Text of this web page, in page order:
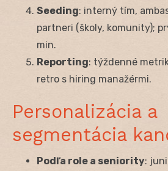
Seeding: interný tím,
partneri (školy, komunity);
min.
Reporting: týždenné
retro s hiring manažérmi.
Personalizácia a
segmentácia
Podľa role a seniority: